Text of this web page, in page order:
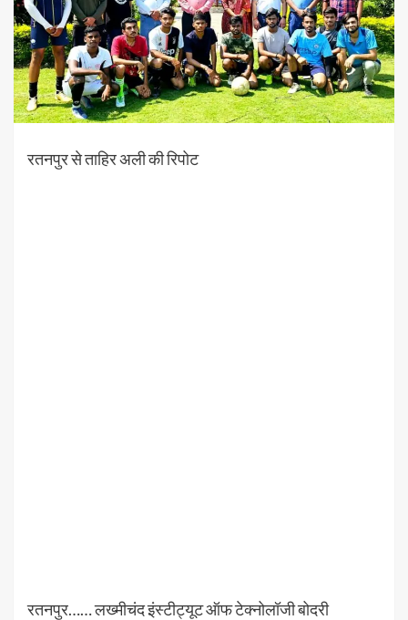
रतनपुर से ताहिर अली की रिपोट
रतनपुर…… लख्मीचंद इंस्टीट्यूट ऑफ टेक्नोलॉजी बोदरी